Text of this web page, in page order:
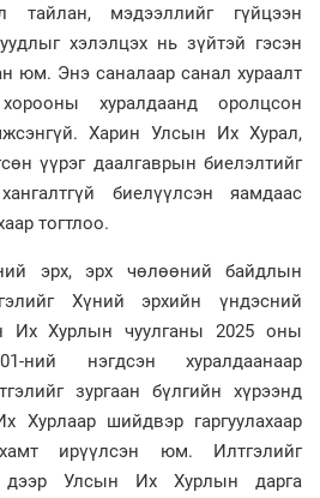
тайлан, мэдээллийг гүйцээн
хэлэлцэх нь зүйтэй гэсэн
юм. Энэ саналаар санал хураалт
хуралдаанд оролцсон
Харин Улсын Их Хурал,
үүрэг даалгаврын биелэлтийг
биелүүлсэн яамдаас
тогтлоо.
эрх, эрх чөлөөний байдлын
Хүний эрхийн үндэсний
Их Хурлын чуулганы 2025 оны
ний нэгдсэн хуралдаанаар
зургаан бүлгийн хүрээнд
Хурлаар шийдвэр гаргуулахаар
ирүүлсэн юм. Илтгэлийг
дээр Улсын Их Хурлын дарга